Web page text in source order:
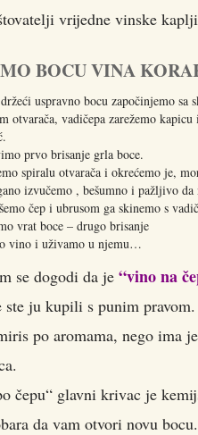
vrijedne vinske
BOCU VINA
uspravno bocu započinjemo sa
otvarača, vadičepa zarežemo
prvo brisanje grla boce.
spiralu otvarača i okrećemo je,
izvučemo , bešumno i pažljivo da
čep i ubrusom ga skinemo s
vrat boce – drugo brisanje
vino i uživamo u njemu…
se dogodi da je “vino na
ste ju kupili s punim
po aromama, nego ima
čepu“ glavni krivac je
da vam otvori novu bocu.